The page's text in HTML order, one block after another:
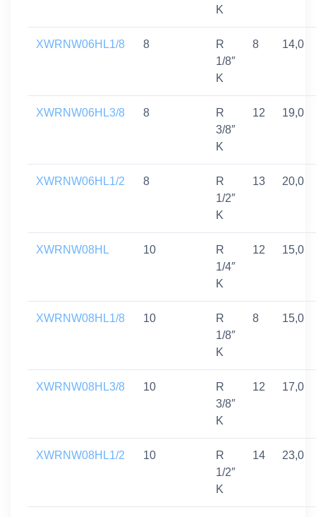
K
XWRNW06HL1/8 8
R
1/8″
K
8 14,0
XWRNW06HL3/8 8
R
3/8″
K
12 19,0
XWRNW06HL1/2 8
R
1/2″
K
13 20,0
XWRNW08HL 10
R
1/4″
K
12 15,0
XWRNW08HL1/8 10
R
1/8″
K
8 15,0
XWRNW08HL3/8 10
R
3/8″
K
12 17,0
XWRNW08HL1/2 10
R
1/2″
K
14 23,0